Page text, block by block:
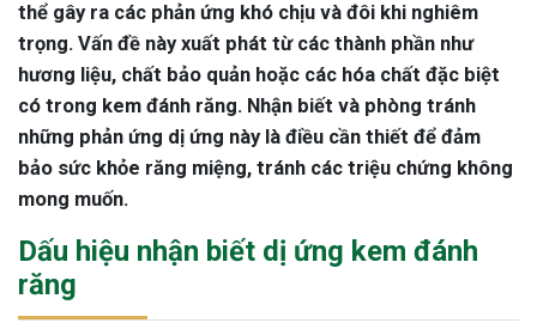
thể gây ra các phản ứng khó chịu và đôi khi nghiêm
trọng. Vấn đề này xuất phát từ các thành phần như
hương liệu, chất bảo quản hoặc các hóa chất đặc biệt
có trong kem đánh răng. Nhận biết và phòng tránh
những phản ứng dị ứng này là điều cần thiết để đảm
bảo sức khỏe răng miệng, tránh các triệu chứng không
mong muốn.
Dấu hiệu nhận biết dị ứng kem đánh
răng